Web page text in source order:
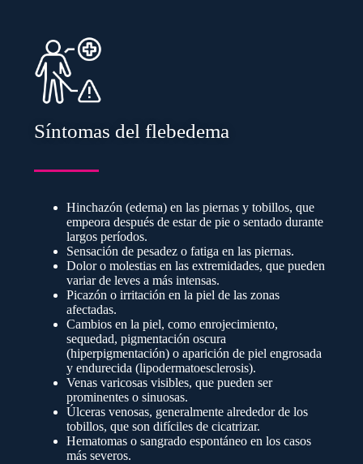
Síntomas del flebedema
Hinchazón (edema) en las piernas y tobillos, que
empeora después de estar de pie o sentado durante
largos períodos.
Sensación de pesadez o fatiga en las piernas.
Dolor o molestias en las extremidades, que pueden
variar de leves a más intensas.
Picazón o irritación en la piel de las zonas
afectadas.
Cambios en la piel, como enrojecimiento,
sequedad, pigmentación oscura
(hiperpigmentación) o aparición de piel engrosada
y endurecida (lipodermatoesclerosis).
Venas varicosas visibles, que pueden ser
prominentes o sinuosas.
Úlceras venosas, generalmente alrededor de los
tobillos, que son difíciles de cicatrizar.
Hematomas o sangrado espontáneo en los casos
más severos.